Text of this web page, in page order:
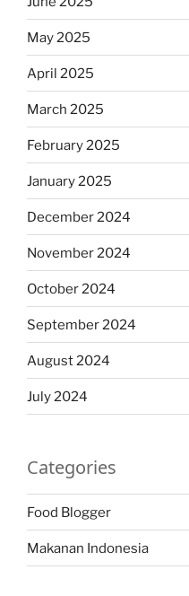
May 2025
April 2025
March 2025
February 2025
January 2025
December 2024
November 2024
October 2024
September 2024
August 2024
July 2024
Categories
Food Blogger
Makanan Indonesia